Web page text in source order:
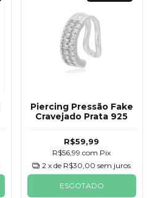
Piercing Pressão Fake
Cravejado Prata 925
R$59,99
R$56,99com Pix
2 x de R$30,00 sem juros
ESGOTADO